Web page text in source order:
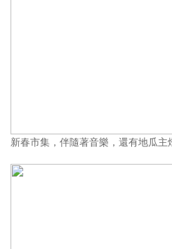
新春市集，伴隨著音樂，還有地瓜主